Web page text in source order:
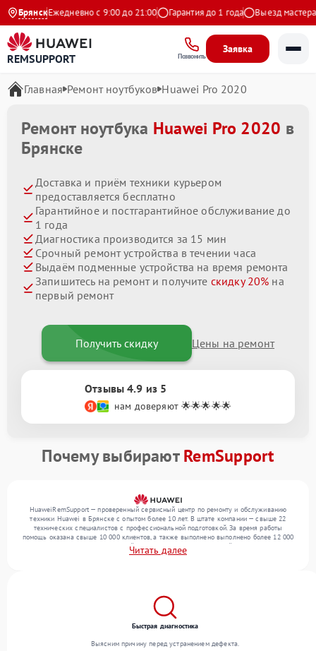
БрянскЕжедневно с 9:00 до 21:00 Гарантия до 1 года Выезд мастера
REMSUPPORT Позвонить
Заявка
Главная Ремонт ноутбуков Huawei Pro 2020
Ремонт ноутбука Huawei Pro 2020 в
Брянске
Доставка и приём техники курьером
предоставляется бесплатно
Гарантийное и постгарантийное обслуживание до
1 года
Диагностика производится за 15 мин
Срочный ремонт устройства в течении часа
Выдаём подменные устройства на время ремонта
Запишитесь на ремонт и получите скидку 20% на
первый ремонт
Получить скидку Цены на ремонт
Отзывы 4.9 из 5
нам доверяют 🌟🌟🌟🌟🌟
Почему выбираютRemSupport
HuaweiRemSupport — проверенный сервисный центр по ремонту и обслуживанию
техники Huawei в Брянске с опытом более 10 лет. В штате компании — свыше 22
технических специалистов с профессиональной подготовкой. За время работы
помощь оказана свыше 10 000 клиентов, а также выполнено выполнено более 12 000
ремонтов. Ежемесячно в сервисный центр поступает от 300 устройств, включая , , . Мы
беремся за задачи любой сложности и гарантируем высокое качество обслуживания
Читать далее
Быстрая диагностика
Выясним причину перед устранением дефекта.